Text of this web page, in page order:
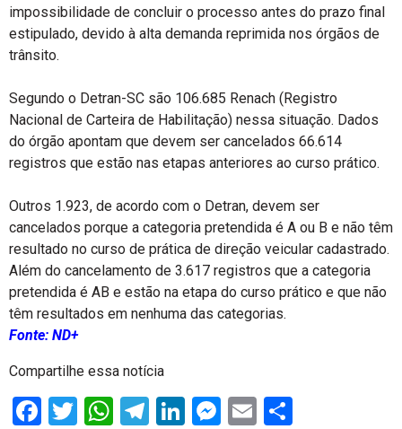
impossibilidade de concluir o processo antes do prazo final
estipulado, devido à alta demanda reprimida nos órgãos de
trânsito.
Segundo o Detran-SC são 106.685 Renach (Registro
Nacional de Carteira de Habilitação) nessa situação. Dados
do órgão apontam que devem ser cancelados 66.614
registros que estão nas etapas anteriores ao curso prático.
Outros 1.923, de acordo com o Detran, devem ser
cancelados porque a categoria pretendida é A ou B e não têm
resultado no curso de prática de direção veicular cadastrado.
Além do cancelamento de 3.617 registros que a categoria
pretendida é AB e estão na etapa do curso prático e que não
têm resultados em nenhuma das categorias.
Fonte: ND+
Compartilhe essa notícia
Facebook
Twitter
WhatsApp
Telegram
LinkedIn
Messenger
Email